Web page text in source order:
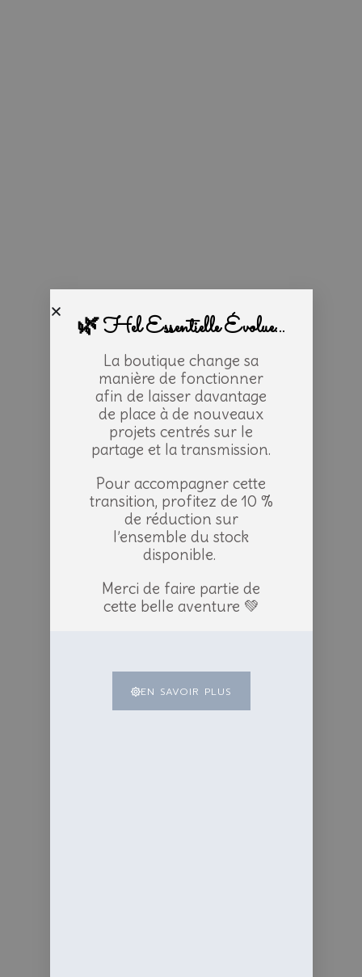
🌿 Hel Essentielle Évolue...
La boutique change sa
manière de fonctionner
afin de laisser davantage
de place à de nouveaux
projets centrés sur le
partage et la transmission.
Pour accompagner cette
transition, profitez de 10 %
de réduction sur
l’ensemble du stock
disponible.
Merci de faire partie de
cette belle aventure 💚
EN SAVOIR PLUS